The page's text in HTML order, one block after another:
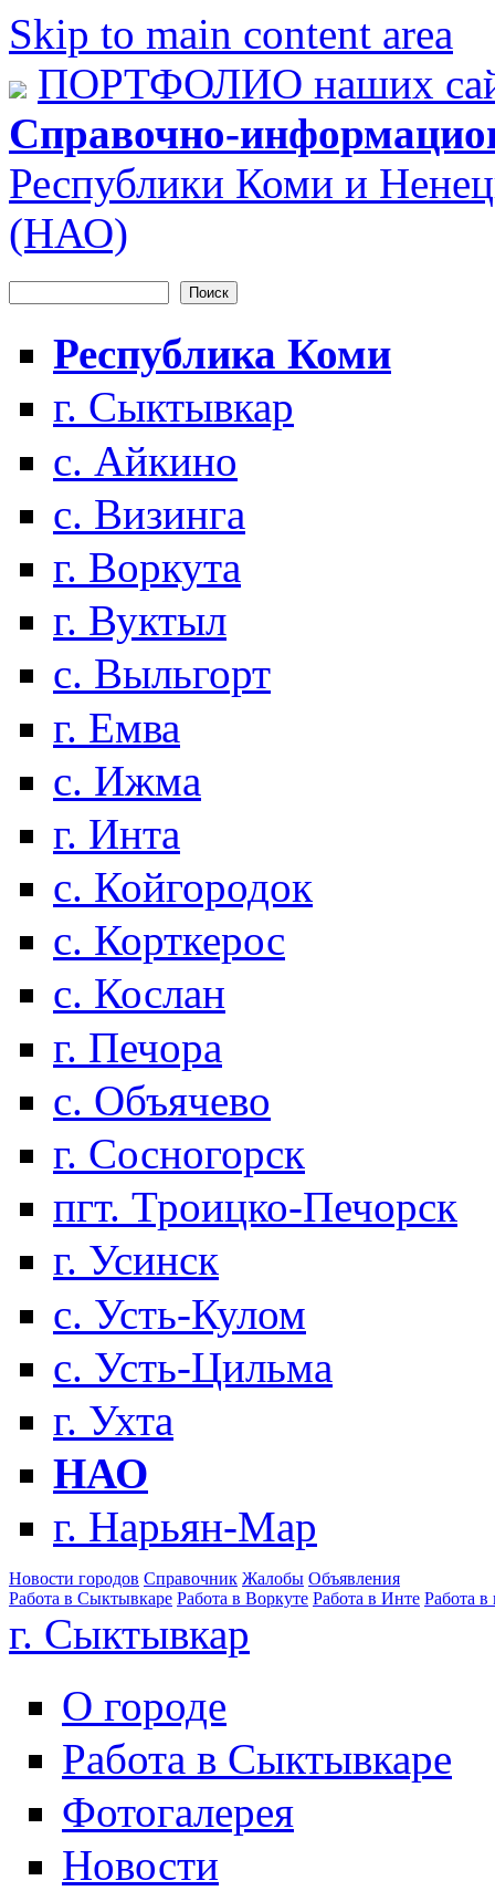
Skip to main content area
ПОРТФОЛИО наших
Справочно-
Республики Коми и
(НАО)
Форма поиска
Республика Коми
г. Сыктывкар
с. Айкино
с. Визинга
г. Воркута
г. Вуктыл
с. Выльгорт
г. Емва
с. Ижма
г. Инта
с. Койгородок
с. Корткерос
с. Кослан
г. Печора
с. Объячево
г. Сосногорск
пгт. Троицко-Печорск
г. Усинск
с. Усть-Кулом
с. Усть-Цильма
г. Ухта
НАО
г. Нарьян-Мар
Новости городов Справочник Жалобы Объявления
Работа в Сыктывкаре Работа в Воркуте Работа в Инте Работа в
г. Сыктывкар
О городе
Работа в Сыктывкаре
Фотогалерея
Новости